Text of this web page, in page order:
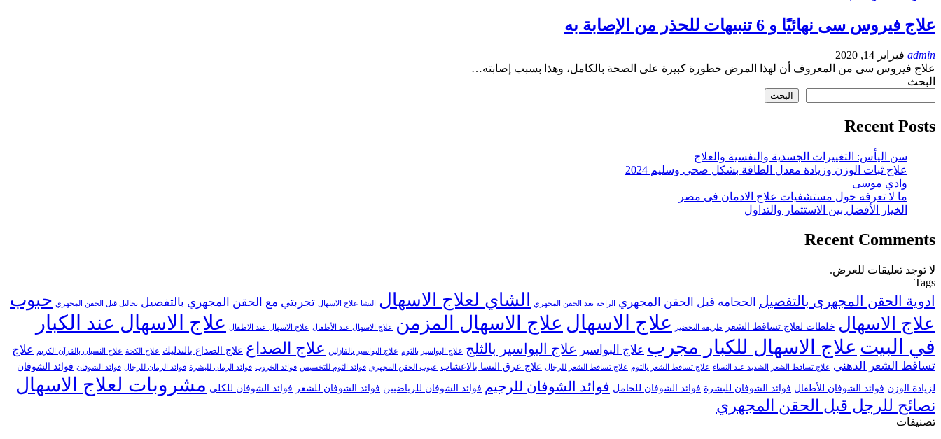
علاج فيروس سى نهائيًا و 6 تنبيهات للحذر من الإصابة به
admin فبراير 14, 2020
علاج فيروس سى من المعروف أن لهذا المرض خطورة كبيرة على الصحة بالكامل، وهذا بسبب إصابته…
البحث
البحث
Recent Posts
سن اليأس: التغييرات الجسدية والنفسية والعلاج
علاج ثبات الوزن وزيادة معدل الطاقة بشكل صحي وسليم 2024
وادي موسى
ما لا تعرفه حول مستشفيات علاج الادمان فى مصر
الخيار الأفضل بين الاستثمار والتداول
Recent Comments
لا توجد تعليقات للعرض.
Tags
ادوية الحقن المجهرى بالتفصيل الحجامه قبل الحقن المجهري الراحة بعد الحقن المجهري الشاي لعلاج الاسهال النشا علاج الاسهال تجربتي مع الحقن المجهري بالتفصيل تحاليل قبل الحقن المجهري حبوب
علاج الاسهال خلطات لعلاج تساقط الشعر طريقة التحضير علاج الاسهال علاج الاسهال المزمن علاج الاسهال عند الأطفال علاج الاسهال عند الاطفال
علاج الاسهال عند الكبار
في البيت علاج الاسهال للكبار مجرب علاج البواسير علاج البواسير بالثلج علاج البواسير بالثوم علاج البواسير بالفازلين علاج الصداع علاج الصداع بالتدليك علاج الكحة علاج النسيان بالقرآن الكريم
علاج
تساقط الشعر الدهني علاج تساقط الشعر الشديد عند النساء علاج تساقط الشعر بالثوم علاج تساقط الشعر للرجال علاج عرق النسا بالاعشاب عيوب الحقن المجهري فوائد الثوم للتخسيس فوائد الخروب فوائد الرمان للبشرة فوائد الرمان للرجال فوائد الشوفان فوائد الشوفان
لزيادة الوزن فوائد الشوفان للأطفال فوائد الشوفان للبشرة فوائد الشوفان للحامل فوائد الشوفان للرجيم فوائد الشوفان للرياضيين فوائد الشوفان للشعر فوائد الشوفان للكلى مشروبات لعلاج الاسهال
نصائح للرجل قبل الحقن المجهري
تصنيفات